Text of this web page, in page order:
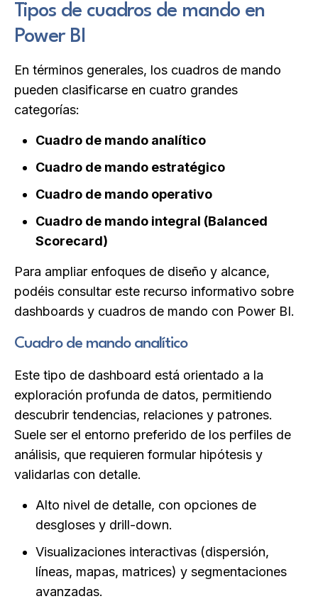
Tipos de cuadros de mando en
Power BI
En términos generales, los cuadros de mando
pueden clasificarse en cuatro grandes
categorías:
Cuadro de mando analítico
Cuadro de mando estratégico
Cuadro de mando operativo
Cuadro de mando integral (Balanced
Scorecard)
Para ampliar enfoques de diseño y alcance,
podéis consultar este recurso informativo sobre
dashboards y cuadros de mando con Power BI.
Cuadro de mando analítico
Este tipo de dashboard está orientado a la
exploración profunda de datos, permitiendo
descubrir tendencias, relaciones y patrones.
Suele ser el entorno preferido de los perfiles de
análisis, que requieren formular hipótesis y
validarlas con detalle.
Alto nivel de detalle, con opciones de
desgloses y drill-down.
Visualizaciones interactivas (dispersión,
líneas, mapas, matrices) y segmentaciones
avanzadas.